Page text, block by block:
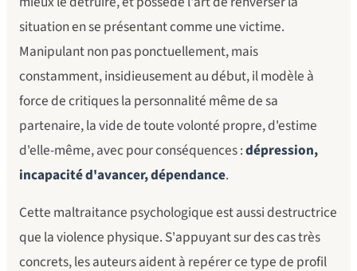
situation en se présentant comme une victime.
Manipulant non pas ponctuellement, mais
constamment, insidieusement au début, il modèle à
force de critiques la personnalité même de sa
partenaire, la vide de toute volonté propre, d'estime
d'elle-même, avec pour conséquences :dépression,
incapacité d'avancer, dépendance.
Cette maltraitance psychologique est aussi destructrice
que la violence physique. S'appuyant sur des cas très
concrets, les auteurs aident à repérer ce type de profil